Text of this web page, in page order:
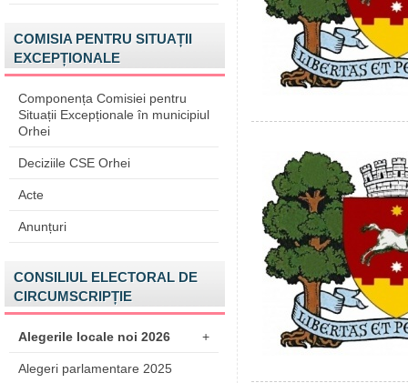
COMISIA PENTRU SITUAȚII
EXCEPȚIONALE
Componența Comisiei pentru
Situații Excepționale în municipiul
Orhei
Deciziile CSE Orhei
Acte
Anunțuri
CONSILIUL ELECTORAL DE
CIRCUMSCRIPȚIE
Alegerile locale noi 2026 +
Alegeri parlamentare 2025